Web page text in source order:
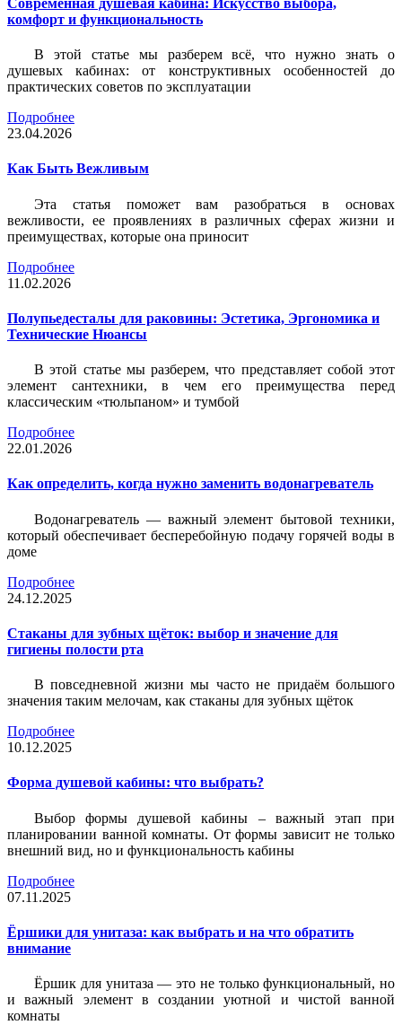
комфорт и функциональность
В этой статье мы разберем всё, что нужно знать о
душевых кабинах: от конструктивных особенностей до
практических советов по эксплуатации
Подробнее
23.04.2026
Как Быть Вежливым
Эта статья поможет вам разобраться в основах
вежливости, ее проявлениях в различных сферах жизни и
преимуществах, которые она приносит
Подробнее
11.02.2026
Полупьедесталы для раковины: Эстетика, Эргономика и
Технические Нюансы
В этой статье мы разберем, что представляет собой этот
элемент сантехники, в чем его преимущества перед
классическим «тюльпаном» и тумбой
Подробнее
22.01.2026
Как определить, когда нужно заменить водонагреватель
Водонагреватель — важный элемент бытовой техники,
который обеспечивает бесперебойную подачу горячей воды в
доме
Подробнее
24.12.2025
Стаканы для зубных щёток: выбор и значение для
гигиены полости рта
В повседневной жизни мы часто не придаём большого
значения таким мелочам, как стаканы для зубных щёток
Подробнее
10.12.2025
Форма душевой кабины: что выбрать?
Выбор формы душевой кабины – важный этап при
планировании ванной комнаты. От формы зависит не только
внешний вид, но и функциональность кабины
Подробнее
07.11.2025
Ёршики для унитаза: как выбрать и на что обратить
внимание
Ёршик для унитаза — это не только функциональный, но
и важный элемент в создании уютной и чистой ванной
комнаты